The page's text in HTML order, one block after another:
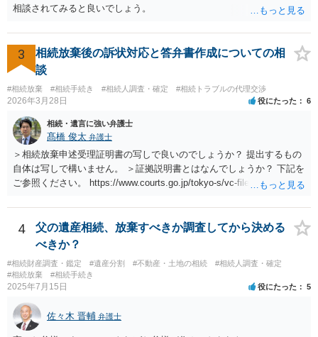
相談されてみると良いでしょう。
3
相続放棄後の訴状対応と答弁書作成についての相
談
#相続放棄 #相続手続き #相続人調査・確定 #相続トラブルの代理交渉
2026年3月28日 役にたった 6
相続・遺言に強い弁護士
髙橋 俊太 弁護士
＞相続放棄申述受理証明書の写しで良いのでしょうか？ 提出するもの
自体は写しで構いません。 ＞証拠説明書とはなんでしょうか？ 下記を
ご参照ください。 https://www.courts.go.jp/tokyo-s/vc-files/tokyo-s/file/
4
父の遺産相続、放棄すべきか調査してから決める
べきか？
#相続財産調査・鑑定 #遺産分割 #不動産・土地の相続
#相続人調査・確定
#相続放棄
#相続手続き
2025年7月15日 役にたった 5
佐々木 晋輔 弁護士